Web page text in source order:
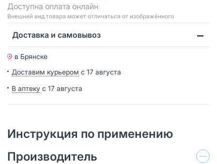
Доступна оплата онлайн
Bнешний вид товара может отличаться от изображённого
Доставка и самовывоз
в Брянске
Доставим курьером с 17 августа
В аптеку с 17 августа
Инструкция по применению
Производитель